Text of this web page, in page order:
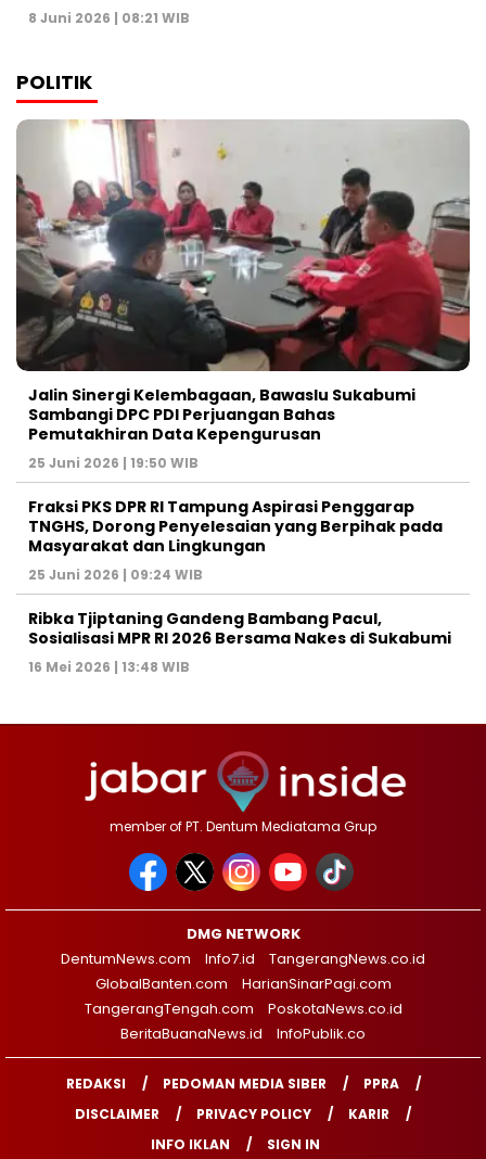
8 Juni 2026 | 08:21 WIB
POLITIK
Jalin Sinergi Kelembagaan, Bawaslu Sukabumi
Sambangi DPC PDI Perjuangan Bahas
Pemutakhiran Data Kepengurusan
25 Juni 2026 | 19:50 WIB
‎Fraksi PKS DPR RI Tampung Aspirasi Penggarap
TNGHS, Dorong Penyelesaian yang Berpihak pada
Masyarakat dan Lingkungan‎
25 Juni 2026 | 09:24 WIB
Ribka Tjiptaning Gandeng Bambang Pacul,
Sosialisasi MPR RI 2026 Bersama Nakes di Sukabumi
16 Mei 2026 | 13:48 WIB
member of PT. Dentum Mediatama Grup
DMG NETWORK
DentumNews.com
Info7.id
TangerangNews.co.id
GlobalBanten.com
HarianSinarPagi.com
TangerangTengah.com
PoskotaNews.co.id
BeritaBuanaNews.id
InfoPublik.co
REDAKSI PEDOMAN MEDIA SIBER
PPRA
DISCLAIMER
PRIVACY POLICY
KARIR
INFO IKLAN
SIGN IN